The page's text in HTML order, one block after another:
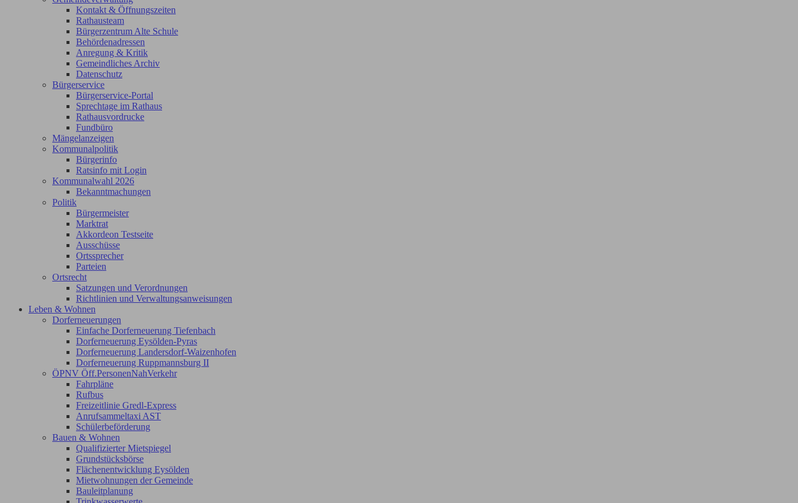
Kontakt & Öffnungszeiten
Rathausteam
Bürgerzentrum Alte Schule
Behördenadressen
Anregung & Kritik
Gemeindliches Archiv
Datenschutz
Bürgerservice
Bürgerservice-Portal
Sprechtage im Rathaus
Rathausvordrucke
Fundbüro
Mängelanzeigen
Kommunalpolitik
Bürgerinfo
Ratsinfo mit Login
Kommunalwahl 2026
Bekanntmachungen
Politik
Bürgermeister
Marktrat
Akkordeon Testseite
Ausschüsse
Ortssprecher
Parteien
Ortsrecht
Satzungen und Verordnungen
Richtlinien und Verwaltungsanweisungen
Leben & Wohnen
Dorferneuerungen
Einfache Dorferneuerung Tiefenbach
Dorferneuerung Eysölden-Pyras
Dorferneuerung Landersdorf-Waizenhofen
Dorferneuerung Ruppmannsburg II
ÖPNV Öff.PersonenNahVerkehr
Fahrpläne
Rufbus
Freizeitlinie Gredl-Express
Anrufsammeltaxi AST
Schülerbeförderung
Bauen & Wohnen
Qualifizierter Mietspiegel
Grundstücksbörse
Flächenentwicklung Eysölden
Mietwohnungen der Gemeinde
Bauleitplanung